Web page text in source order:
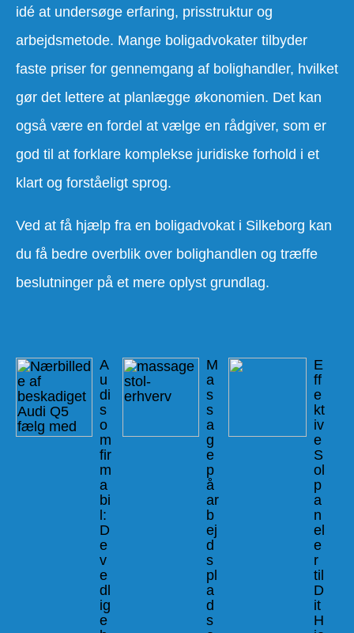
idé at undersøge erfaring, prisstruktur og
arbejdsmetode. Mange boligadvokater tilbyder
faste priser for gennemgang af bolighandler, hvilket
gør det lettere at planlægge økonomien. Det kan
også være en fordel at vælge en rådgiver, som er
god til at forklare komplekse juridiske forhold i et
klart og forståeligt sprog.
Ved at få hjælp fra en boligadvokat i Silkeborg kan
du få bedre overblik over bolighandlen og træffe
beslutninger på et mere oplyst grundlag.
A
u
di
s
o
m
fir
m
a
bi
l:
D
e
v
e
dl
ig
e
M
a
s
s
a
g
e
p
å
ar
b
ej
d
s
pl
a
d
s
E
ff
e
kt
iv
e
S
ol
p
a
n
el
e
r
til
D
it
H